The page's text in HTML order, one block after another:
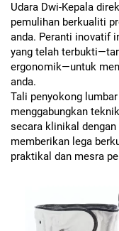
Udara Dwi-Kepala
pemulihan berkualiti
anda. Peranti inovatif
yang telah
ergonomik—untuk
anda.
Tali penyokong
menggabungkan
secara klinikal
memberikan lega
praktikal dan mesra